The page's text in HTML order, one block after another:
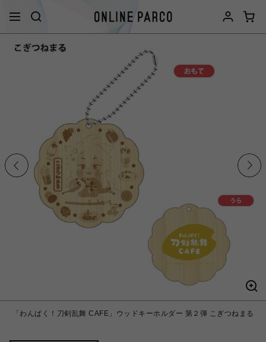
「わんぱく！刀剣乱舞 CAFE」ウッドキーホルダー 第２弾 こぎつねまる